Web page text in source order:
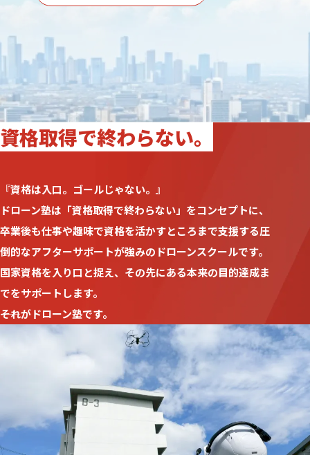
資格取得で終わらない。
『資格は入口。ゴールじゃない。』
ドローン塾は「資格取得で終わらない」をコンセプトに、
卒業後も仕事や趣味で資格を活かすところまで支援する圧
倒的なアフターサポートが強みのドローンスクールです。
国家資格を入り口と捉え、 その先にある本来の目的達成ま
でをサポートします。
――それがドローン塾です。